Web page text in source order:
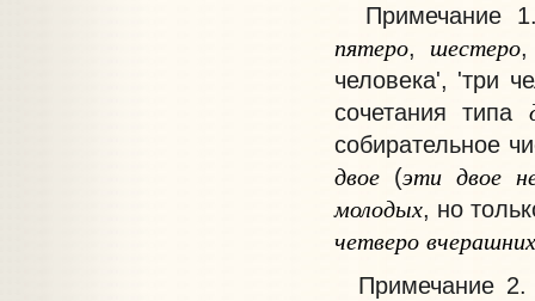
Примечание
пятеро, шестеро
человека', 'три
сочетания типа
собирательное
двое(эти двое
молодых, но
четверо вчерашних
Примечание2.